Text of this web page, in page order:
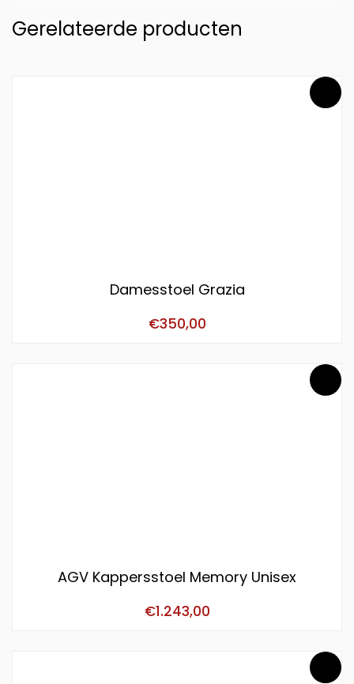
Gerelateerde producten
Damesstoel Grazia
€350,00
AGV Kappersstoel Memory Unisex
€1.243,00